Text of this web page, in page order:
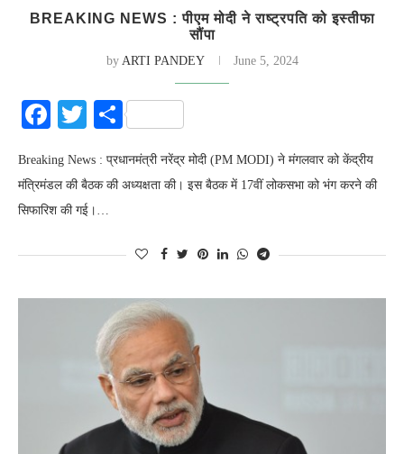
BREAKING NEWS : पीएम मोदी ने राष्ट्रपति को इस्तीफा
सौंपा
by ARTI PANDEY June 5, 2024
Facebook
Twitter
Share
Breaking News : प्रधानमंत्री नरेंद्र मोदी (PM MODI) ने मंगलवार को केंद्रीय
मंत्रिमंडल की बैठक की अध्यक्षता की। इस बैठक में 17वीं लोकसभा को भंग करने की
सिफारिश की गई।…